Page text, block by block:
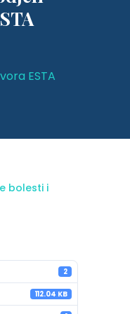
ESTA
bolesti i
2
112.04 KB